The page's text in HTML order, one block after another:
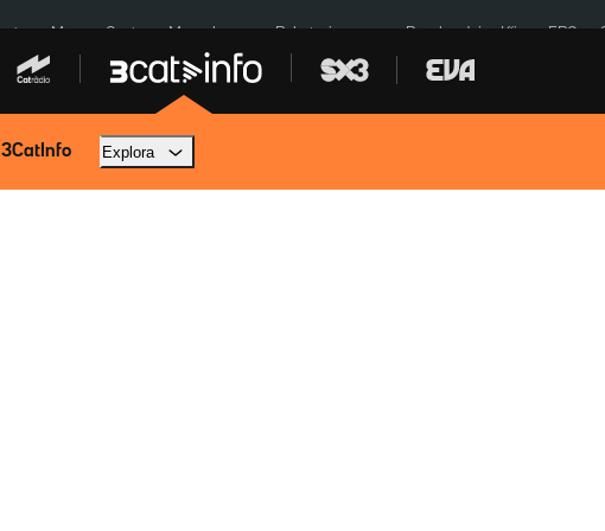
Menors Ceuta Mercabarna Robatoris coure Bombardejos Kíiv ERC
3CatInfo Explora